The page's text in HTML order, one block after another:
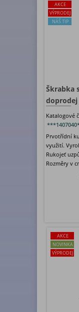
AKCE
VÝPRODEJ
NÁŠ TIP
Škrabka
doprodej
Katalogové
Prvotřídní
využití.
Rukojeť
Rozměry v
AKCE
NOVINKA
VÝPRODEJ